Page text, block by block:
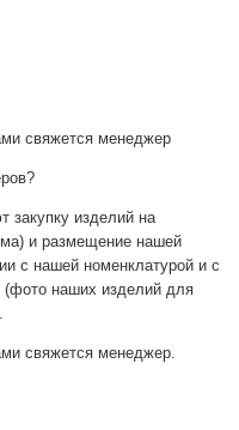
свяжется менеджер
закупку изделий на
и размещение нашей
с нашей номенклатурой и с
(фото наших изделий для
свяжется менеджер.